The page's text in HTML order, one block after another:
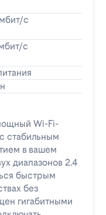
с
с
Wi-Fi-
стабильным
в вашем
диапазонов 2.4
быстрым
без
гигабитными